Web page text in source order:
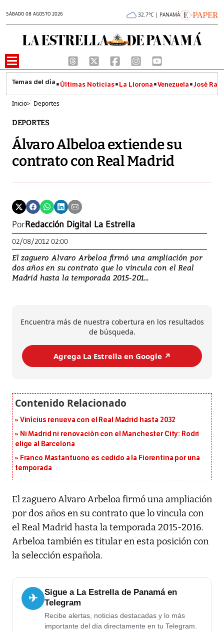
SÁBADO 08 AGOSTO 2026 32.7°C | PANAMÁ
Últimas Noticias La Llorona Venezuela José
Inicio> Deportes
DEPORTES
Álvaro Albeloa extiende su
contrato con Real Madrid
PorRedacción Digital La Estrella
02/08/2012 02:00
El zaguero Alvaro Arbeloa firmó una ampliación por
dos años en su contrato que lo vincula con el Real
Madrid hasta la temporada 2015-201...
Encuentra más de nuestra cobertura en los resultados
de búsqueda.
Agrega La Estrella en Google ↗️
Vinícius renueva con el Real Madrid hasta 2032
Ni Madrid ni renovación con el Manchester City: Rodri
elige al Barcelona
Franco Mastantuono es cedido a la Fiorentina por una
temporada
El zaguero Alvaro Arbeloa firmó una ampliación
por dos años en su contrato que lo vincula con
el Real Madrid hasta la temporada 2015-2016.
Arbeloa también es titular en esta posición con
la selección española.
✈
Sigue a La Estrella de Panamá en
Telegram
Recibe alertas, noticias destacadas y lo más
importante del día directamente en tu Telegram.